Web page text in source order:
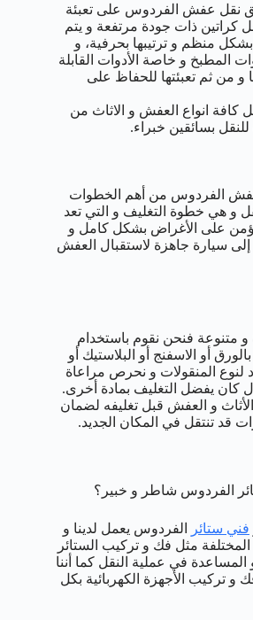
نقل عفش الفردوس على تعبئة
كراتين ذات جودة مرتفعة و يتم
بشكل منظم و ترتيبها بحرفية، و
المطبخ و خاصة الأدوات القابلة
و من ثم تعبئتها للحفاظ على
كافة انواع العفش و الاثاث من
بسائقين خبراء.
الفردوس من أهم الخطوات
و هي خطوة التغليف و التي تعد
على الأغراض بشكل كامل و
سيارة جاهزة لاستقبال العفش
و متنوعة فنحن نقوم باستخدام
أو الاسفنج أو البلاستيك أو
لنوع المنقولات و نحرص مراعاة
كان يفضل التغليف بمادة أخرى.
و العفش قبل تغليفه لضمان
قد تنتقل في المكان الجديد.
الفردوس شاطر و خبير؟
فني ستائر
الفردوس يعمل لدينا و
مثل فك و تركيب الستائر
في عملية النقل كما أننا
تركيب الأجهزة الكهربائية بكل